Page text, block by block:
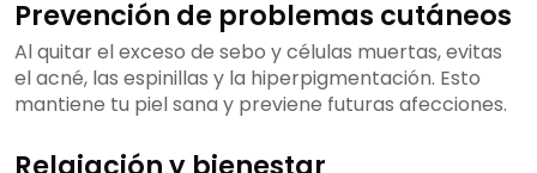
Prevención de problemas cutáneos
Al quitar el exceso de sebo y células muertas, evitas
el acné, las espinillas y la hiperpigmentación. Esto
mantiene tu piel sana y previene futuras afecciones.